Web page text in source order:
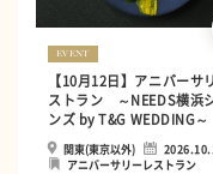
EVENT
【10月12日】アニバーサ
ストラン ～NEEDS横浜
ンズ by T&G WEDDING～
関東(東京以外)
アニバーサリーレストラン